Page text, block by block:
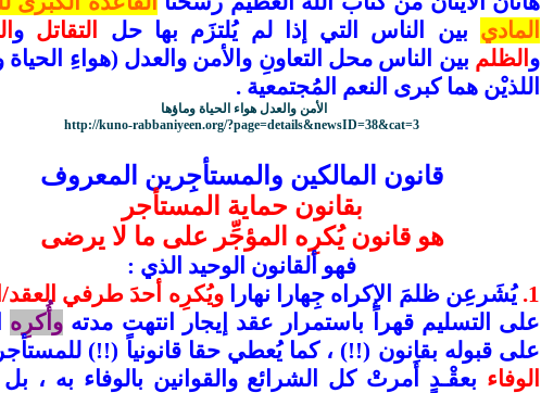
المادي بين الناس التي إذا لم يُلتزَم بها حل التقاتل و
و الظلم بين الناس محل التعاونِ والأمن والعدل (هواءِ الحياة
اللذيْن هما كبرى النعم المُجتمعية .
الأمن والعدل هواء الحياة وماؤها
http://kuno-rabbaniyeen.org/?page=details&newsID=38&cat=3
قانون المالكين والمستأجِرين المعروف
بقانون حماية المستأجر
هو قانون يُكرِه المؤجِّر على ما لا يرضى
فهو ألقانون الوحيد الذي :
1. يُشَرعِن ظلمَ الإكراه جِهارا نهاراويُكرِه أحدَ طرفي العقد/
على التسليم قهراً باستمرار عقد إيجار انتهت مدته وأُكرِه
على قبوله بقانون (!!) ، كما يُعطي حقا قانونياً (!!) للمستأجر
الوفاء بعقْـدٍ أَمرتْ كل الشرائع والقوانين بالوفاء به ،